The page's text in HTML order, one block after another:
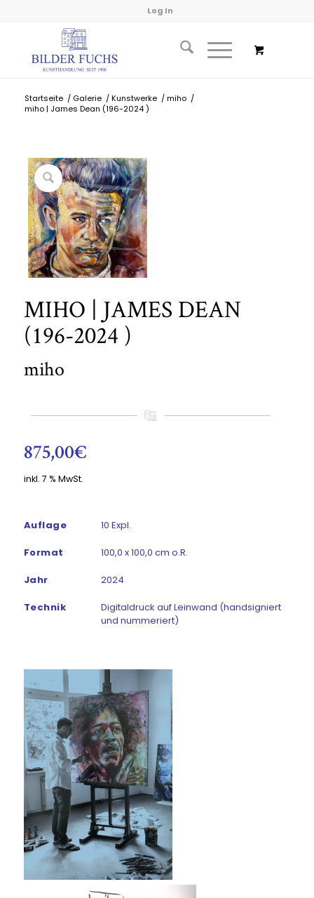
Log In
Startseite / Galerie / Kunstwerke / miho /
miho | James Dean (196-2024 )
MIHO | JAMES DEAN
(196-2024 )
miho
875,00€
inkl. 7 % MwSt.
Auflage 10 Expl.
Format 100,0 x 100,0 cm o.R.
Jahr 2024
Technik
Digitaldruck auf Leinwand (handsigniert
und nummeriert)